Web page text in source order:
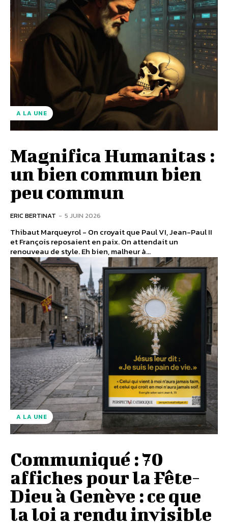
A LA UNE
Magnifica Humanitas :
un bien commun bien
peu commun
ERIC BERTINAT - 5 JUIN 2026
Thibaut Marqueyrol - On croyait que Paul VI, Jean-Paul II
et François reposaient en paix. On attendait un
renouveau de style. Eh bien, malheur à...
A LA UNE
Communiqué : 70
affiches pour la Fête-
Dieu à Genève : ce que
la loi a rendu invisible